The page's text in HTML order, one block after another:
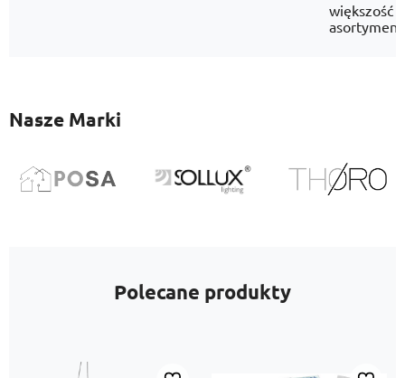
większość
Nasze Marki
Polecane produkty